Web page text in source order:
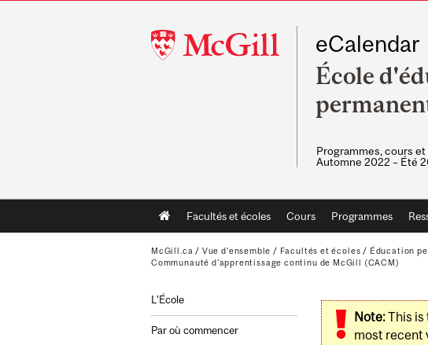
McGill
University
eCalendar
École
Programmes, cours
Automne 2022 – Été
Main
navigation
Facultés et écoles Cours Programmes
McGill.ca / Vue d'ensemble / Facultés et écoles / Éducation
Communauté d'apprentissage continu de McGill (CACM)
L'École
Par où commencer
Note:This is
most recent